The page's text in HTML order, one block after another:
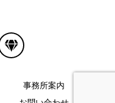
事務所案内